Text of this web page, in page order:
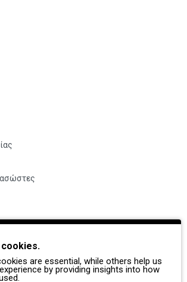
are essential, while others help us
by providing insights into how